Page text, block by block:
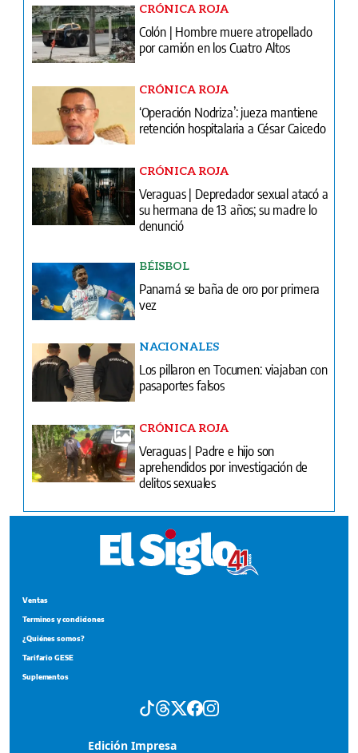
CRÓNICA ROJA
Colón | Hombre muere atropellado
por camión en los Cuatro Altos
CRÓNICA ROJA
‘Operación Nodriza’: jueza mantiene
retención hospitalaria a César Caicedo
CRÓNICA ROJA
Veraguas | Depredador sexual atacó a
su hermana de 13 años; su madre lo
denunció
BÉISBOL
Panamá se baña de oro por primera
vez
NACIONALES
Los pillaron en Tocumen: viajaban con
pasaportes falsos
CRÓNICA ROJA
Veraguas | Padre e hijo son
aprehendidos por investigación de
delitos sexuales
Ventas
Terminos y condiciones
¿Quiénes somos?
Tarifario GESE
Suplementos
Edición Impresa